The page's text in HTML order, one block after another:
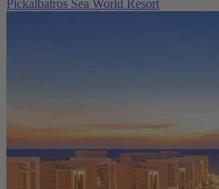
Pickalbatros Sea World Resort